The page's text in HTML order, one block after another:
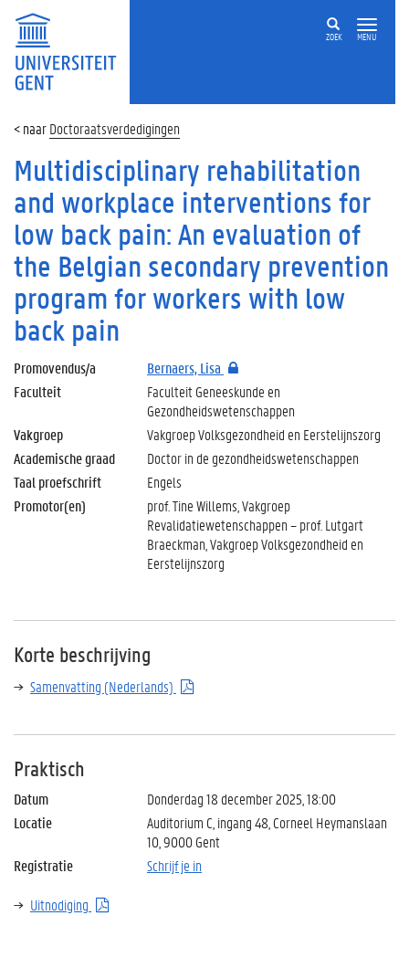
ZOEK MENU
Doctoraatsverdedigingen
Multidisciplinary rehabilitation
and workplace interventions for
low back pain: An evaluation of
the Belgian secondary prevention
program for workers with low
back pain
Promovendus/a
Bernaers, Lisa
Faculteit
Faculteit Geneeskunde en
Gezondheidswetenschappen
Vakgroep
Vakgroep Volksgezondheid en Eerstelijnszorg
Academische graad
Doctor in de gezondheidswetenschappen
Taal proefschrift
Engels
Promotor(en)
prof. Tine Willems, Vakgroep
Revalidatiewetenschappen – prof. Lutgart
Braeckman, Vakgroep Volksgezondheid en
Eerstelijnszorg
Korte beschrijving
Samenvatting (Nederlands)
Praktisch
Datum
Donderdag 18 december 2025, 18:00
Locatie
Auditorium C, ingang 48, Corneel Heymanslaan
10, 9000 Gent
Registratie
Schrijf je in
Uitnodiging